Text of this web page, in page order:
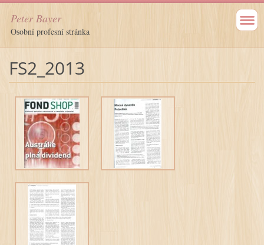
Peter Bayer
Osobní profesní stránka
FS2_2013